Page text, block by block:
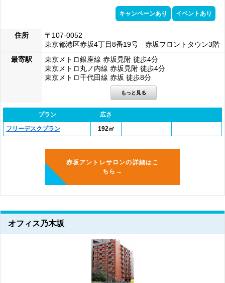
キャンペーンあり イベントあり
住所
〒107-0052
東京都港区赤坂4丁目8番19号 赤坂フロントタウン3階
最寄駅
東京メトロ銀座線 赤坂見附 徒歩4分
東京メトロ丸ノ内線 赤坂見附 徒歩4分
東京メトロ千代田線 赤坂 徒歩8分
プラン
広さ
フリーデスクプラン
192㎡
赤坂アントレサロンの詳細はこ
ちら→
オフィス乃木坂